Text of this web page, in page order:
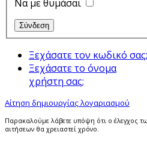
Να με θυμάσαι
Ξεχάσατε τον κωδικό σας;
Ξεχάσατε το όνομα
χρήστη σας;
Αίτηση δημιουργίας λογαριασμού
Παρακαλούμε λάβετε υπόψη ότι ο έλεγχος
αιτήσεων θα χρειαστεί χρόνο.